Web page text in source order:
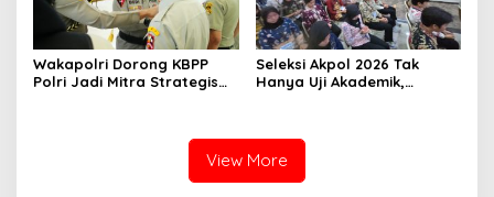
Wakapolri Dorong KBPP
Polri Jadi Mitra Strategis
Seleksi Akpol 2026 Tak
Hanya Uji Akademik,
View More